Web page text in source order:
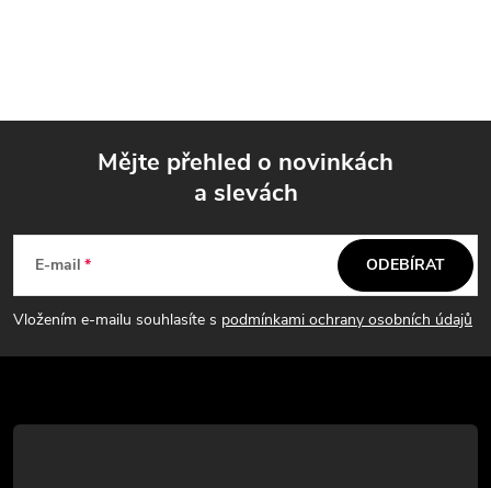
p
a
t
Mějte přehled o novinkách
a slevách
E-mail
Vložením e-mailu souhlasíte s podmínkami ochrany osobních údajů
ODEBÍRAT